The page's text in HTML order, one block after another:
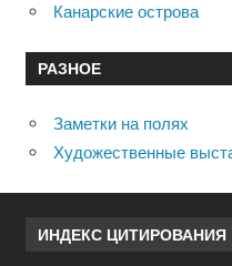
Канарские острова
РАЗНОЕ
Заметки на полях
Художественные
ИНДЕКС ЦИТИРОВАНИЯ